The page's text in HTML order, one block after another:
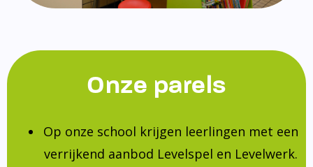
Onze parels
Op onze school krijgen leerlingen met een
verrijkend aanbod Levelspel en Levelwerk.